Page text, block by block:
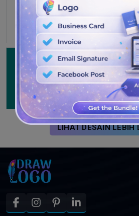
LIHAT DESAIN LEBIH